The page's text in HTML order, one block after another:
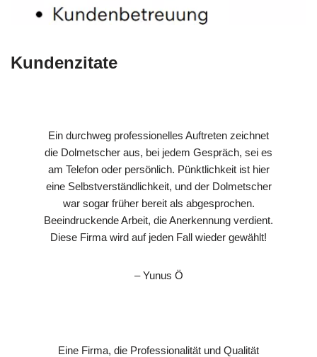
Kundenzitate
Ein durchweg professionelles Auftreten zeichnet
die Dolmetscher aus, bei jedem Gespräch, sei es
am Telefon oder persönlich. Pünktlichkeit ist hier
eine Selbstverständlichkeit, und der Dolmetscher
war sogar früher bereit als abgesprochen.
Beeindruckende Arbeit, die Anerkennung verdient.
Diese Firma wird auf jeden Fall wieder gewählt!
– Yunus Ö
Eine Firma, die Professionalität und Qualität